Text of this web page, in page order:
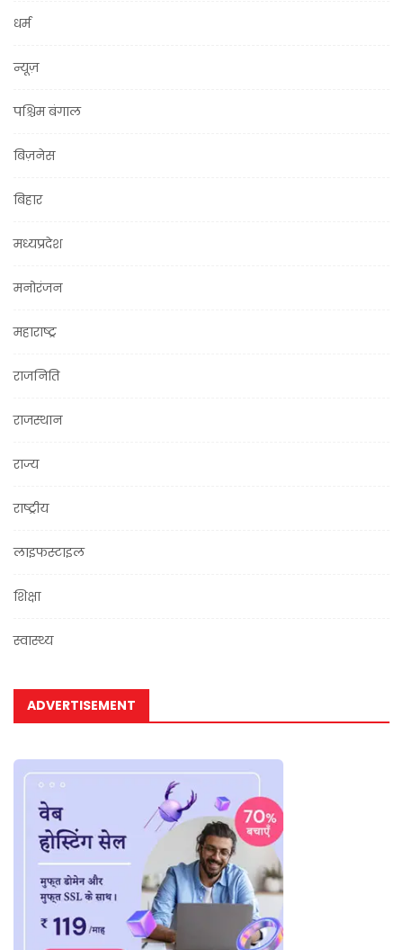
धर्म
न्यूज़
पश्चिम बंगाल
बिज़नेस
बिहार
मध्यप्रदेश
मनोरंजन
महाराष्ट्र
राजनिति
राजस्थान
राज्य
राष्ट्रीय
लाइफस्टाइल
शिक्षा
स्वास्थ्य
ADVERTISEMENT